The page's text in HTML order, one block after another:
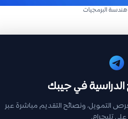
البرمجيات
الدراسية في جيبك
التمويل، ونصائح التقديم مباشرة عبر